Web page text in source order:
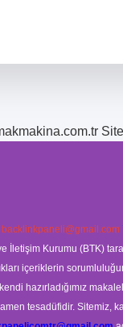
backlinkpaneli@gmail.com
İletişim Kurumu (BTK)
içeriklerin
hazırladığımız
tesadüfidir. Sitemiz,